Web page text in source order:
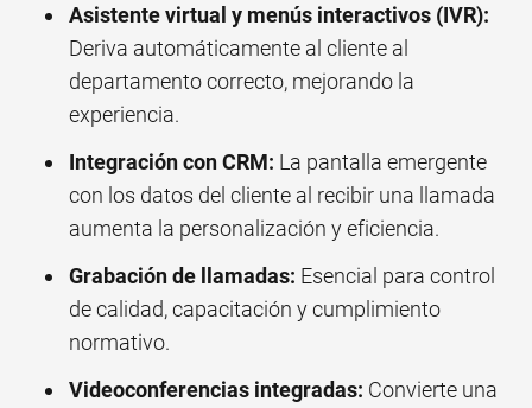
Asistente virtual y menús interactivos (IVR):
Deriva automáticamente al cliente al
departamento correcto, mejorando la
experiencia.
Integración con CRM: La pantalla emergente
con los datos del cliente al recibir una llamada
aumenta la personalización y eficiencia.
Grabación de llamadas: Esencial para control
de calidad, capacitación y cumplimiento
normativo.
Videoconferencias integradas: Convierte una